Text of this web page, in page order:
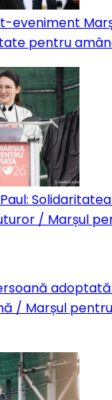
eveniment
pentru
/ Marșul
/ Marșul